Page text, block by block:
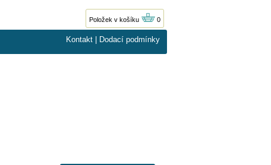
Položek v košíku 0
Kontakt Dodací podmínky